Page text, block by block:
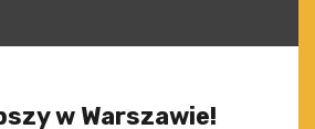
w Warszawie!